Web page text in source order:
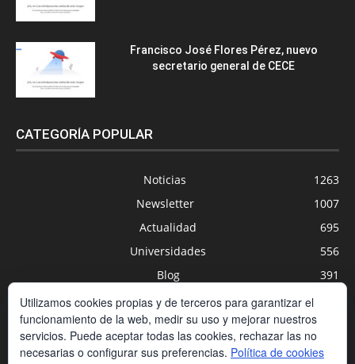
Francisco José Flores Pérez, nuevo
secretario general de CECE
CATEGORÍA POPULAR
Noticias
1263
Newsletter
1007
Actualidad
695
Universidades
556
Blog
391
Agenda
Nuevas Tecnologías
Estudios
Utilizamos cookies propias y de terceros para garantizar el
funcionamiento de la web, medir su uso y mejorar nuestros
servicios. Puede aceptar todas las cookies, rechazar las no
necesarias o configurar sus preferencias. Política de cookies